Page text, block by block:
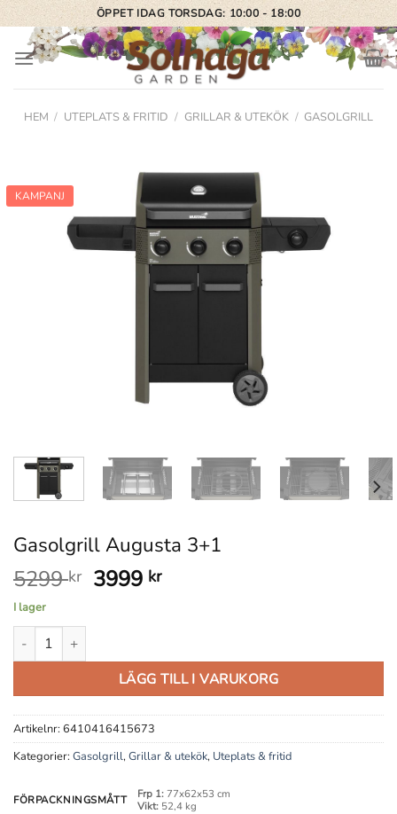
Skip
to
content
ÖPPET IDAG TORSDAG: 10:00 - 18:00
HEM / UTEPLATS & FRITID / GRILLAR & UTEKÖK / GASOLGRILL
KAMPANJ
Gasolgrill Augusta 3+1
5299kr Det
5299 kr.
3999 krDet
3999 kr.
I lager
Gasolgrill Augusta 3+1 mängd
LÄGG TILL I VARUKORG
Artikelnr: 6410416415673
Kategorier: Gasolgrill,Grillar & utekök, Uteplats & fritid
FÖRPACKNINGSMÅTT Frp 1:77x62x53 cm
Vikt:52,4 kg